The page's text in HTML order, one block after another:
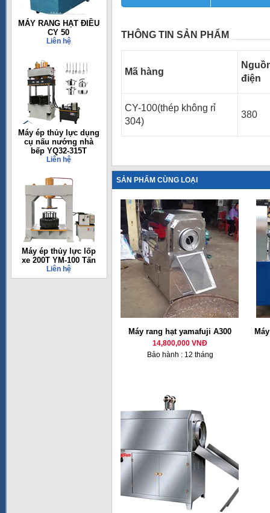
MÁY RANG HẠT ĐIỀU
CY 50
Liên hệ
Máy ép thủy lực dụng
cụ nấu nướng nhà
bếp YQ32-315T
Liên hệ
Máy ép thủy lực lốp
xe 200T YM-100 Tấn
Liên hệ
THÔNG TIN SẢN PHẨM
Mã hàng
điện
CY-100(thép không rỉ
304)
380
SẢN PHẨM CÙNG LOẠI
Máy rang hạt yamafuji A300
14,800,000 VNĐ
Bảo hành : 12 tháng